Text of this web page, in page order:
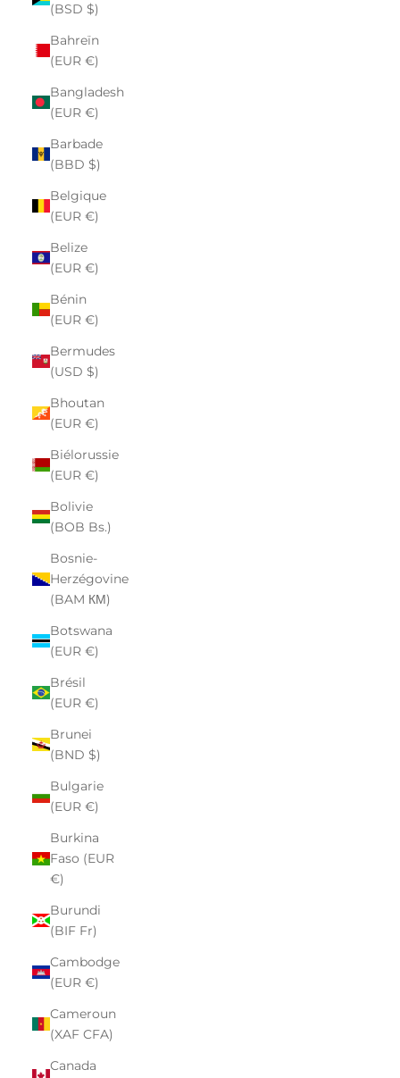
(BSD $)
Bahreïn
(EUR €)
Bangladesh
(EUR €)
Barbade
(BBD $)
Belgique
(EUR €)
Belize
(EUR €)
Bénin
(EUR €)
Bermudes
(USD $)
Bhoutan
(EUR €)
Biélorussie
(EUR €)
Bolivie
(BOB Bs.)
Bosnie-
Herzégovine
(BAM КМ)
Botswana
(EUR €)
Brésil
(EUR €)
Brunei
(BND $)
Bulgarie
(EUR €)
Burkina
Faso (EUR
€)
Burundi
(BIF Fr)
Cambodge
(EUR €)
Cameroun
(XAF CFA)
Canada